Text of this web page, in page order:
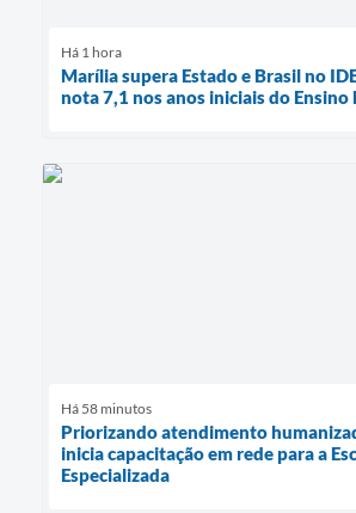
Há 1 hora
Marília supera Estado e Brasil no
nota 7,1 nos anos iniciais do
Há 58 minutos
Priorizando atendimento
inicia capacitação em rede para a
Especializada